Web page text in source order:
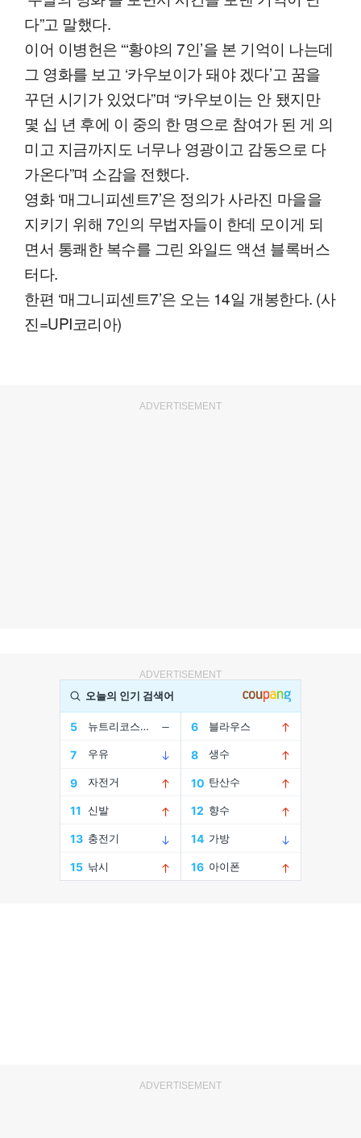
다”고 말했다.
이어 이병헌은 “‘황야의 7인’을 본 기억이 나는데
그 영화를 보고 ‘카우보이가 돼야 겠다’고 꿈을
꾸던 시기가 있었다”며 “카우보이는 안 됐지만
몇 십 년 후에 이 중의 한 명으로 참여가 된 게 의
미고 지금까지도 너무나 영광이고 감동으로 다
가온다”며 소감을 전했다.
영화 ‘매그니피센트7’은 정의가 사라진 마을을
지키기 위해 7인의 무법자들이 한데 모이게 되
면서 통쾌한 복수를 그린 와일드 액션 블록버스
터다.
한편 ‘매그니피센트7’은 오는 14일 개봉한다. (사
진=UPI코리아)
ADVERTISEMENT
ADVERTISEMENT
ADVERTISEMENT